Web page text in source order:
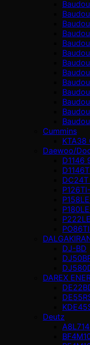
Cummins
KTA38
Daewoo/
D1146
DJ-BD
DAREX
Deutz